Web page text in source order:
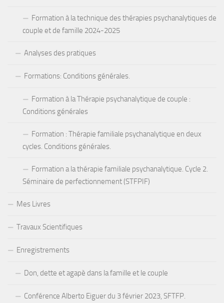
Formation à la technique des thérapies psychanalytiques de
couple et de famille 2024-2025
Analyses des pratiques
Formations: Conditions générales.
Formation à la Thérapie psychanalytique de couple :
Conditions générales
Formation : Thérapie familiale psychanalytique en deux
cycles. Conditions générales.
Formation a la thérapie familiale psychanalytique. Cycle 2.
Séminaire de perfectionnement (STFPIF)
Mes Livres
Travaux Scientifiques
Enregistrements
Don, dette et agapè dans la famille et le couple
Conférence Alberto Eiguer du 3 février 2023, SFTFP.